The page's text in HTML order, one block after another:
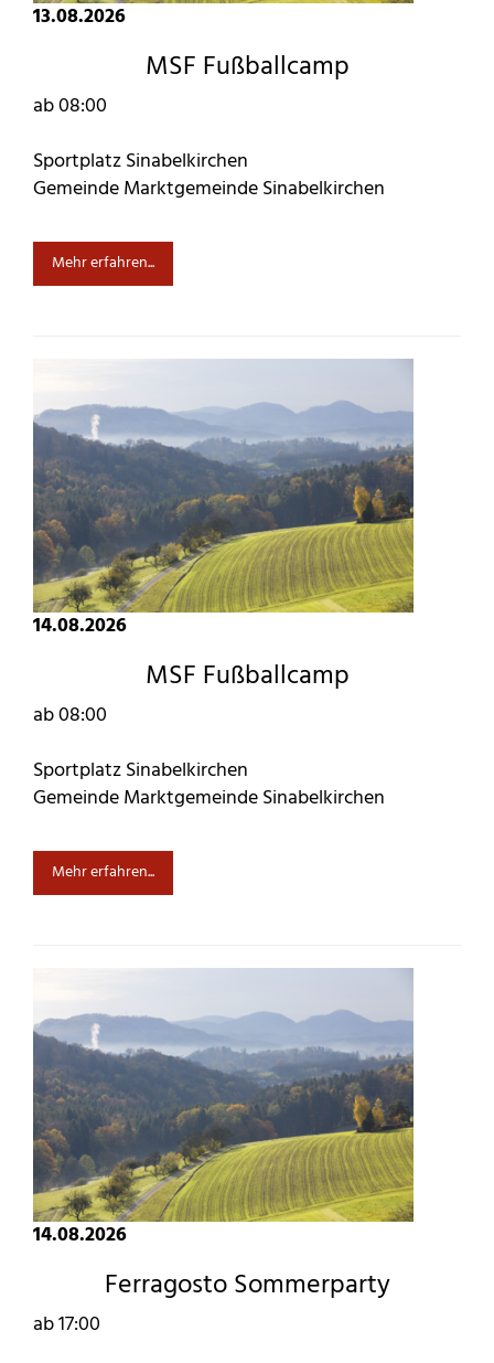
13.08.2026
MSF Fußballcamp
ab 08:00
Sportplatz Sinabelkirchen
Gemeinde Marktgemeinde Sinabelkirchen
Mehr erfahren...
14.08.2026
MSF Fußballcamp
ab 08:00
Sportplatz Sinabelkirchen
Gemeinde Marktgemeinde Sinabelkirchen
Mehr erfahren...
14.08.2026
Ferragosto Sommerparty
ab 17:00